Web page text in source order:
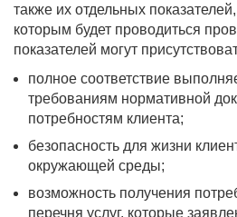
также их отдельных
которым будет проводиться
показателей могут
полное соответствие
требованиям нормативной
потребностям клиента;
безопасность для жизни
окружающей среды;
возможность получения
перечня услуг, которые